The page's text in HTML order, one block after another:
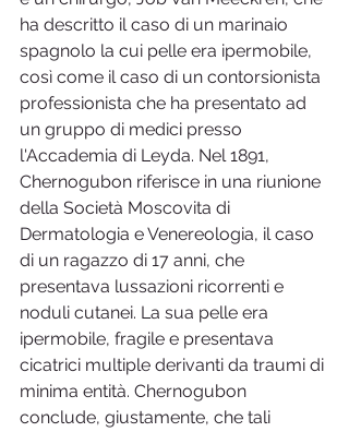
ha descritto il caso di un marinaio
spagnolo la cui pelle era ipermobile,
così come il caso di un contorsionista
professionista che ha presentato ad
un gruppo di medici presso
l'Accademia di Leyda. Nel 1891,
Chernogubon riferisce in una riunione
della Società Moscovita di
Dermatologia e Venereologia, il caso
di un ragazzo di 17 anni, che
presentava lussazioni ricorrenti e
noduli cutanei. La sua pelle era
ipermobile, fragile e presentava
cicatrici multiple derivanti da traumi di
minima entità. Chernogubon
conclude, giustamente, che tali